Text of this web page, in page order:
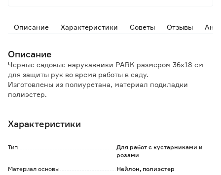
Описание Характеристики Советы Отзывы
Описание
Черные садовые нарукавники PARK размером 36х18 см
для защиты рук во время работы в саду.
Изготовлены из полиуретана, материал подкладки
полиэстер.
- прочные, износоустойчивые и комфортные;
ремонт при повреждении;
- резинка обеспечивает надежную фиксацию на руке,
Характеристики
Тип
Для работ с кустарниками и
розами
Материал основы
Нейлон, полиэстер